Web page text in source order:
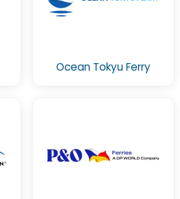
Ocean Tokyu Ferry